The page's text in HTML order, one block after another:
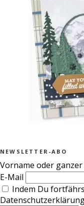
NEWSLETTER-ABO
Vorname oder ganzer
E-Mail
Indem Du